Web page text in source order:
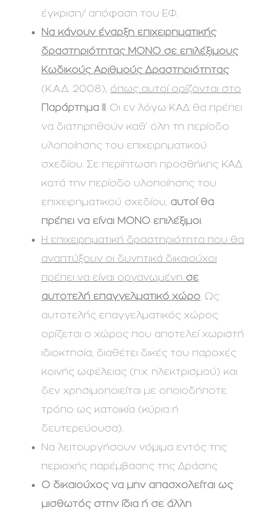
έγκριση/ απόφαση του ΕΦ.
Να κάνουν έναρξη επιχειρηματικής
δραστηριότητας ΜΟΝΟ σε επιλέξιμους
Κωδικούς Αριθμούς Δραστηριότητας
(Κ.Α.Δ. 2008), όπως αυτοί ορίζονται στο
Παράρτημα II
. Οι εν λόγω ΚΑΔ θα πρέπει
να διατηρηθούν καθ’ όλη τη περίοδο
υλοποίησης του επιχειρηματικού
σχεδίου. Σε περίπτωση προσθήκης ΚΑΔ
κατά την περίοδο υλοποίησης του
επιχειρηματικού σχεδίου, αυτοί θα
πρέπει να είναι ΜΟΝΟ επιλέξιμοι
Η επιχειρηματική δραστηριότητα που θα
αναπτύξουν οι δυνητικά δικαιούχοι
πρέπει να είναι οργανωμένη σε
αυτοτελή επαγγελματικό χώρο . Ως
αυτοτελής επαγγελματικός χώρος
ορίζεται ο χώρος που αποτελεί χωριστή
ιδιοκτησία, διαθέτει δικές του παροχές
κοινής ωφέλειας (π.χ. ηλεκτρισμού) και
δεν χρησιμοποιείται με οποιοδήποτε
τρόπο ως κατοικία (κύρια ή
δευτερεύουσα).
Να λειτουργήσουν νόμιμα εντός της
περιοχής παρέμβασης της Δράσης
Ο δικαιούχος να μην απασχολείται ως
μισθωτός στην ίδια ή σε άλλη